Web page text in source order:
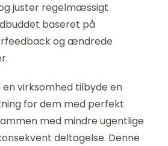
juster regelmæssigt
baseret på
og ændrede
virksomhed tilbyde en
for dem med perfekt
med mindre ugentlige
deltagelse. Denne